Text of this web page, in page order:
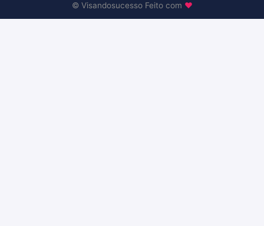
© Visandosucesso Feito com ♥